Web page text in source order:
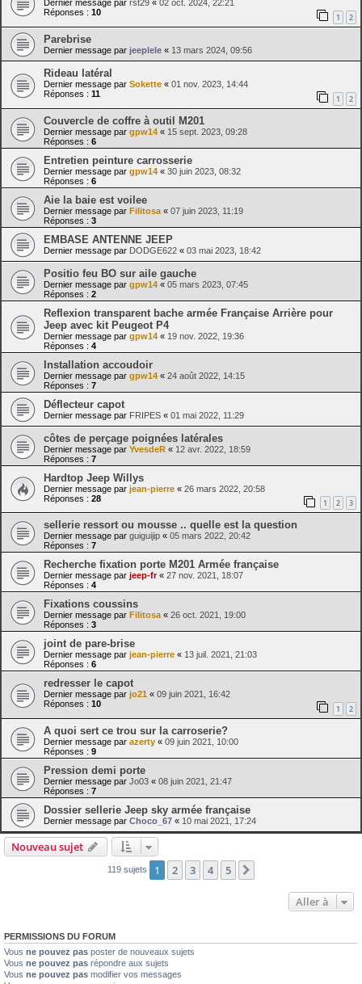
Dernier message par rst29 « 02 oct. 2024, 22:21
Réponses : 10 1 2
Parebrise
Dernier message par jeeplele « 13 mars 2024, 09:56
Rideau latéral
Dernier message par Sokette « 01 nov. 2023, 14:44
Réponses : 11 1 2
Couvercle de coffre à outil M201
Dernier message par gpw14 « 15 sept. 2023, 09:28
Réponses : 6
Entretien peinture carrosserie
Dernier message par gpw14 « 30 juin 2023, 08:32
Réponses : 6
Aie la baie est voilee
Dernier message par Filitosa « 07 juin 2023, 11:19
Réponses : 3
EMBASE ANTENNE JEEP
Dernier message par DODGE622 « 03 mai 2023, 18:42
Positio feu BO sur aile gauche
Dernier message par gpw14 « 05 mars 2023, 07:45
Réponses : 2
Reflexion transparent bache armée Française Arrière pour
Jeep avec kit Peugeot P4
Dernier message par gpw14 « 19 nov. 2022, 19:36
Réponses : 4
Installation accoudoir
Dernier message par gpw14 « 24 août 2022, 14:15
Réponses : 7
Déflecteur capot
Dernier message par FRIPES « 01 mai 2022, 11:29
côtes de perçage poignées latérales
Dernier message par YvesdeR « 12 avr. 2022, 18:59
Réponses : 7
Hardtop Jeep Willys
Dernier message par jean-pierre « 26 mars 2022, 20:58
Réponses : 28 1 2 3
sellerie ressort ou mousse .. quelle est la question
Dernier message par guiguijip « 05 mars 2022, 20:42
Réponses : 7
Recherche fixation porte M201 Armée française
Dernier message par jeep-fr« 27 nov. 2021, 18:07
Réponses : 4
Fixations coussins
Dernier message par Filitosa « 26 oct. 2021, 19:00
Réponses : 3
joint de pare-brise
Dernier message par jean-pierre « 13 juil. 2021, 21:03
Réponses : 6
redresser le capot
Dernier message par jo21 « 09 juin 2021, 16:42
Réponses : 10 1 2
A quoi sert ce trou sur la carroserie?
Dernier message par azerty « 09 juin 2021, 10:00
Réponses : 9
Pression demi porte
Dernier message par Jo03 « 08 juin 2021, 21:47
Réponses : 7
Dossier sellerie Jeep sky armée française
Dernier message par Choco_67 « 10 mai 2021, 17:24
Nouveau sujet
119 sujets 1 2 3 4 5
Aller à
PERMISSIONS DU FORUM
Vous ne pouvez pas poster de nouveaux sujets
Vous ne pouvez pas répondre aux sujets
Vous ne pouvez pas modifier vos messages